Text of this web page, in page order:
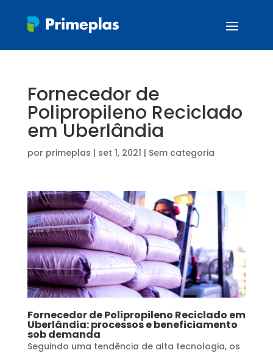
Fornecedor de
Polipropileno Reciclado
em Uberlândia
por primeplas | set 1, 2021 | Sem categoria
Fornecedor de Polipropileno Reciclado em
Uberlândia: processos e beneficiamento
sob demanda
Seguindo uma tendência de alta tecnologia, os